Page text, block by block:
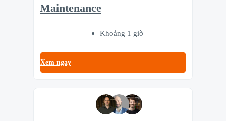
Maintenance
Khoảng 1 giờ
Xem ngay